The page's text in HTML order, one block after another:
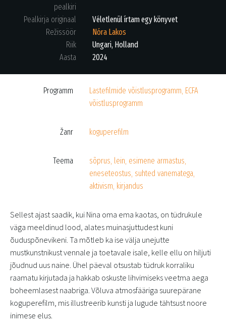
pealkiri
Pealkirja originaal
Véletlenül írtam egy könyvet
Režissöör
Nóra Lakos
Riik
Ungari, Holland
Aasta
2024
Programm
Lastefilmide võistlusprogramm, ECFA
võistlusprogramm
Žanr koguperefilm
Teema
sõprus, lein, esimene armastus,
eneseteostus, suhted vanematega,
aktivism, kirjandus
Sellest ajast saadik, kui Nina oma ema kaotas, on tüdrukule
väga meeldinud lood, alates muinasjuttudest kuni
õuduspõnevikeni. Ta mõtleb ka ise välja unejutte
mustkunstnikust vennale ja toetavale isale, kelle ellu on hiljuti
jõudnud uus naine. Ühel päeval otsustab tüdruk korraliku
raamatu kirjutada ja hakkab oskuste lihvimiseks veetma aega
boheemlasest naabriga. Võluva atmosfääriga suurepärane
koguperefilm, mis illustreerib kunsti ja lugude tähtsust noore
inimese elus.